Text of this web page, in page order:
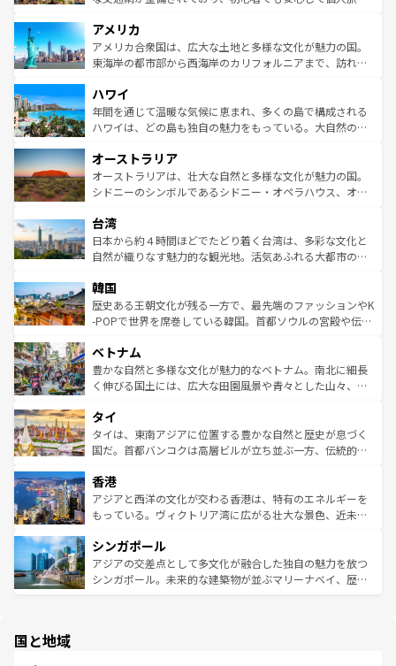
ンツ一覧を参照してほしい。
の建物がそのまま残る町や、スイスならではのユニークな
博物館もあり、アルプス観光だけでなく町歩きも満喫する
ことができる。国民の所得が高いため物価も高いが、旅行
ば市内交通費無料で観光を楽しむこともできる。 なお、新
着のスイス情報はコンテンツ一覧 を参照してほしい。
アメリカ
アメリカ合衆国は、広大な土地と多様な文化が魅力の国。
東海岸の都市部から西海岸のカリフォルニアまで、訪れる
のような巨大都市は、観光、ショッピング、エンターテイ
ンメントが詰まった刺激的なスポットだ。一方、アメリカ
西部には大自然が広がり、グランドキャニオンやイエロー
部のニューオーリンズでは、音楽と美食が融合した独特の
文化が魅力。旅行者はアメリカの各地域で異なる魅力を楽
しみながら、その多様性と豊かな歴史を感じることができ
ならではの贅沢な旅のスタイルだ。 なお、新着のアメリカ
情報はコンテンツ一覧を参照してほしい。
ハワイ
年間を通じて温暖な気候に恵まれ、多くの島で構成される
ハワイは、どの島も独自の魅力をもっている。大自然の神
ワイ島は見逃せない。また、定番の観光地といえばオアフ
島だが、静かな自然を求めるならマウイ島やカウアイ島が
おすすめ。エメラルドグリーンに輝く海をはじめ、豊かな
れるおもてなしの心で訪れる人々を迎えてくれるハワイの
人々、おいしいローカルフードやハワイアンミュージッ
ク、伝統的なフラダンスなど、すべてがハワイの魅力を彩
ワイを、存分に味わってほしい。 なお、新着のハワイ情報
はコンテンツ一覧を参照してほしい。
オーストラリア
オーストラリアは、壮大な自然と多様な文化が魅力の国。
シドニーのシンボルであるシドニー・オペラハウス、オー
リアリーフや大陸中央部にそびえるウルル（エアーズロッ
ク）、タスマニアの美しい原生林やケアンズの熱帯雨林な
ど、見どころがたくさん。また、カフェやワイン、オージ
いる。アクティビティも充実しており、サーフィンやダイ
ビング、ハイキングなど、アウトドア好きにはたまらな
い。オーストラリアの多彩な魅力を存分に味わいつくそ
参照してほしい。
台湾
日本から約４時間ほどでたどり着く台湾は、多彩な文化と
自然が織りなす魅力的な観光地。活気あふれる大都市の台
ン）、静ひつな山岳地帯である台湾東部など、都市の喧騒
と山間の静けさが共存しており、訪れる人に新しい発見と
驚きをもたらしてくれる。また、奥深い台湾の食文化も魅
容にもいいと評判のスイーツなど、バラエティ豊かな料理
が味わえる。 なお、新着の台湾情報は コンテンツ一覧を参
照してほしい。
韓国
歴史ある王朝文化が残る一方で、最先端のファッションやK
-POPで世界を席巻している韓国。首都ソウルの宮殿や伝統
き、地方に足を延ばせば四季折々の自然美を楽しむことが
できる。そして、キムチや焼肉、絶品のストリートフード
まで、さまざまな韓国料理が待っている。夜には、韓国な
リティに包まれながら、韓国の多彩な魅力を心ゆくまで味
わってみてほしい。 なお、新着の韓国情報はコンテンツ一
覧を参照してほしい。
ベトナム
豊かな自然と多様な文化が魅力的なベトナム。南北に細長
く伸びる国土には、広大な田園風景や青々とした山々、世
急速な発展と共に伝統が息づく。ハノイの古い町並みやホ
ーチミン市のフランス統治時代の建物も、独特の雰囲気を
醸し出している。また、バラエティの豊かさとおいしさで
とつ。フォーやバインミー、ベトナムコーヒーなどは、ぜ
ひ現地で味わいたい。どの地域を訪れてもあたたかい人々
が旅行者を迎えてくれるので、きっと忘れられない旅にな
参照してほしい。
タイ
タイは、東南アジアに位置する豊かな自然と歴史が息づく
国だ。首都バンコクは高層ビルが立ち並ぶ一方、伝統的な
の活気が交差している。北部ではチェンマイなどの山岳地
帯で自然と触れ合い、南部ではプーケットやクラビの美し
いビーチでリゾート気分を楽しむことができる。タイ料理
激する。気候は一年中温暖で、どの季節にも異なる楽しみ
が待っている。親しみやすいタイの人々、仏教を中心とし
た文化、そして多様な観光資源が、訪れる旅人を魅了し続
香港
アジアと西洋の文化が交わる香港は、特有のエネルギーを
もっている。ヴィクトリア湾に広がる壮大な景色、近未来
み、どこを訪れても感動するはず。観光スポットが密集し
ており、効率よく見どころを回れるのも魅力。息をのむよ
うな絶景から文化的な体験まで、香港を存分に楽しみ尽く
シンガポール
アジアの交差点として多文化が融合した独自の魅力を放つ
シンガポール。未来的な建築物が並ぶマリーナベイ、歴史
国と地域